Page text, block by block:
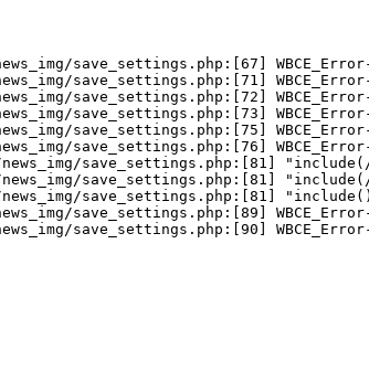
save_settings.php:[67]
save_settings.php:[71]
save_settings.php:[72]
save_settings.php:[73]
save_settings.php:[75]
save_settings.php:[76]
news_img/save_settings.php:[81]
news_img/save_settings.php:[81]
news_img/
save_settings.php:[89]
save_settings.php:[90]